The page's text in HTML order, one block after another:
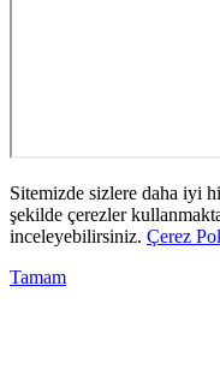
Sitemizde sizlere daha iyi
şekilde çerezler
inceleyebilirsiniz. Çerez
Tamam